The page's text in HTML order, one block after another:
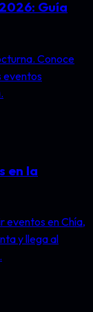
Guía
Conoce
eventos
en la
eventos en Chía,
y llega al